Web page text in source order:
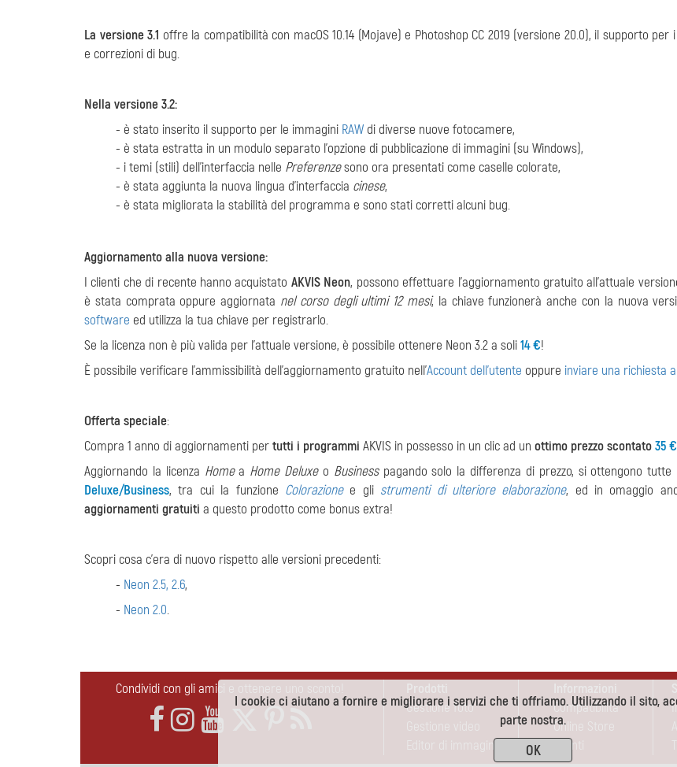
I cookie ci aiutano a fornire e migliorare i servizi che ti offriamo. Utilizzando il sito,
parte nostra.
OK
La versione 3.1 offre la compatibilità con macOS 10.14 (Mojave) e Photoshop CC 2019 (versione 20.0), il supporto per
e correzioni di bug.
Nella versione 3.2:
- è stato inserito il supporto per le immagini RAW di diverse nuove fotocamere,
- è stata estratta in un modulo separato l'opzione di pubblicazione di immagini (su Windows),
- i temi (stili) dell'interfaccia nelle Preferenzesono ora presentati come caselle colorate,
- è stata aggiunta la nuova lingua d'interfaccia cinese,
- è stata migliorata la stabilità del programma e sono stati corretti alcuni bug.
Aggiornamento alla nuova versione:
I clienti che di recente hanno acquistato AKVIS Neon, possono effettuare l'aggiornamento gratuito all'attuale
è stata comprata oppure aggiornata nel corso degli ultimi 12 mesi, la chiave funzionerà anche con la nuova
software ed utilizza la tua chiave per registrarlo.
Se la licenza non è più valida per l'attuale versione, è possibile ottenere Neon 3.2 a soli14 €!
È possibile verificare l'ammissibilità dell'aggiornamento gratuito nell'Account dell'utente oppure inviare una richiesta
Offerta speciale:
Compra 1 anno di aggiornamenti pertutti i programmi AKVIS in possesso in un clic ad un ottimo prezzo scontato35 €
Aggiornando la licenza Homea Home Deluxeo Businesspagando solo la differenza di prezzo, si ottengono
Deluxe/Business, tra cui la funzione Сolorazionee gli strumenti di ulteriore elaborazione, ed in omaggio
aggiornamenti gratuiti a questo prodotto come bonus extra!
Scopri cosa c'era di nuovo rispetto alle versioni precedenti:
- Neon 2.5, 2.6,
- Neon 2.0.
Condividi con gli amici e ottenere uno sconto!
Gestione foto
Editor di immagini
Compatibilità
Online Store
Sconti